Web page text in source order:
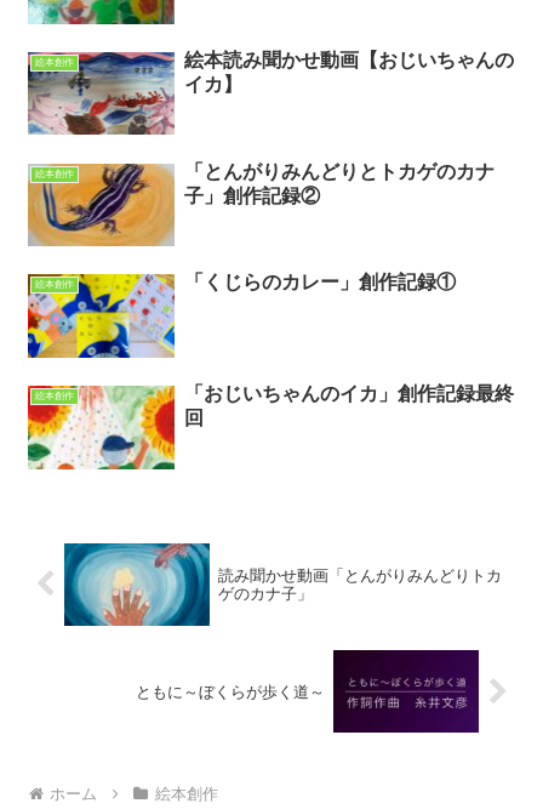
絵本創作
絵本読み聞かせ動画【おじいちゃんの
イカ】
絵本創作
「とんがりみんどりとトカゲのカナ
子」創作記録②
絵本創作 「くじらのカレー」創作記録①
絵本創作
「おじいちゃんのイカ」創作記録最終
回
読み聞かせ動画「とんがりみんどりトカ
ゲのカナ子」
ともに～ぼくらが歩く道～
ホーム 絵本創作